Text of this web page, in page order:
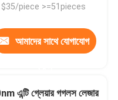
piece >=51pieces
আমাদের সাথে যোগাযোগ
এন্টি গ্লেয়ার গগলস লেজার